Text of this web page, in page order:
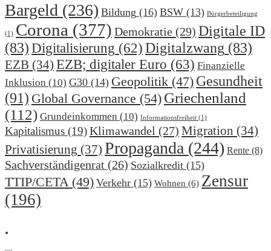
Bargeld (236) Bildung (16) BSW (13) Bürgerbeteiligung
(1) Corona (377) Demokratie (29) Digitale ID
(83) Digitalisierung (62) Digitalzwang (83)
EZB (34) EZB; digitaler Euro (63) Finanzielle
Inklusion (10) G30 (14) Geopolitik (47) Gesundheit
(91) Global Governance (54) Griechenland
(112) Grundeinkommen (10) Informationsfreiheit (1)
Kapitalismus (19)Klimawandel (27) Migration (34)
Privatisierung (37) Propaganda (244) Rente (8)
Sachverständigenrat (26) Sozialkredit (15)
TTIP/CETA(49) Verkehr (15) Wohnen (6) Zensur
(196)
.